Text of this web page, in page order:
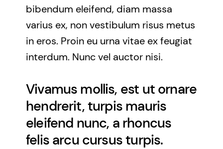
bibendum eleifend, diam massa
varius ex, non vestibulum risus metus
in eros. Proin eu urna vitae ex feugiat
interdum. Nunc vel auctor nisi.
Vivamus mollis, est ut ornare
hendrerit, turpis mauris
eleifend nunc, a rhoncus
felis arcu cursus turpis.